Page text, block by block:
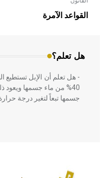
القواعد الآمرة
هل تعلم؟
بالعمارة الإسلامية في
المعمار على بناء مداميكه
- هل تعلم أن الإبل تستطيع
40% من ماء جسمها ويعود
جسمها تبعاً لتغير درجة
الحكم، الأدلة، تنظيم
له الفضل بأنه حرر الطب